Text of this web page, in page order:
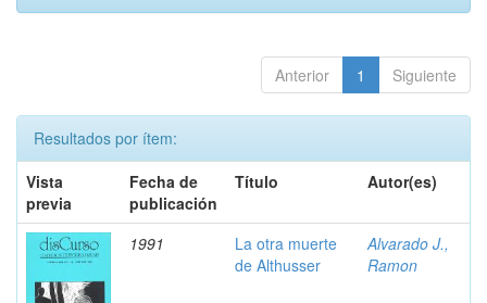
Anterior 1 Siguiente
Resultados por ítem:
Vista
previa
Fecha de
publicación
Título Autor(es)
1991
La otra muerte
de Althusser
Alvarado J.,
Ramon